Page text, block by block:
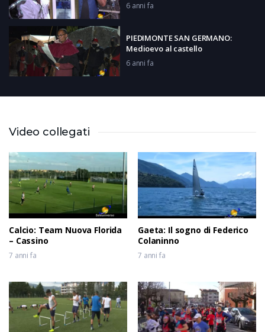
6 anni fa
PIEDIMONTE SAN GERMANO:
Medioevo al castello
6 anni fa
FROSINONE: Campagna Amica
Coldiretti
6 anni fa
Video collegati
Calcio: Team Nuova Florida
– Cassino
7 anni fa
Gaeta: Il sogno di Federico
Colaninno
7 anni fa